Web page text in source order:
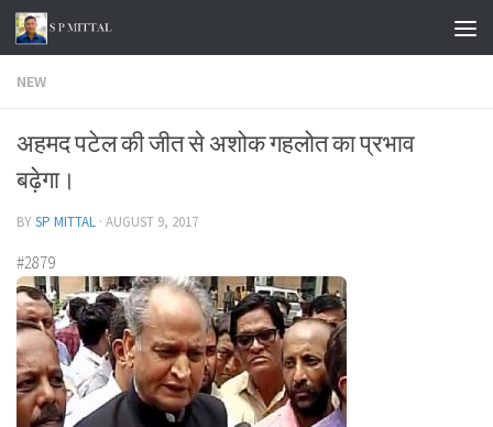
Skip to content
NEW
अहमद पटेल की जीत से अशोक गहलोत का प्रभाव
बढ़ेगा।
BYSP MITTAL · AUGUST 9, 2017
#2879